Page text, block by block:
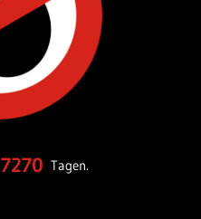
7270 Tagen.